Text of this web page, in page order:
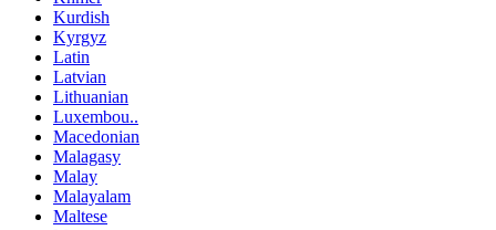
Kurdish
Kyrgyz
Latin
Latvian
Lithuanian
Luxembou..
Macedonian
Malagasy
Malay
Malayalam
Maltese